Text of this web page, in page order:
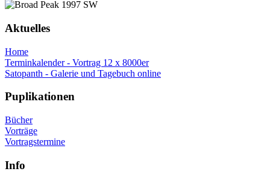
Aktuelles
Home
Terminkalender - Vortrag 12 x 8000er
Satopanth - Galerie und Tagebuch online
Puplikationen
Bücher
Vorträge
Vortragstermine
Info